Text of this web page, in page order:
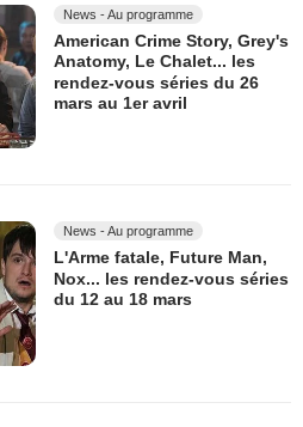
News - Au programme
American Crime Story, Grey's
Anatomy, Le Chalet... les
rendez-vous séries du 26
mars au 1er avril
News - Au programme
L'Arme fatale, Future Man,
Nox... les rendez-vous séries
du 12 au 18 mars